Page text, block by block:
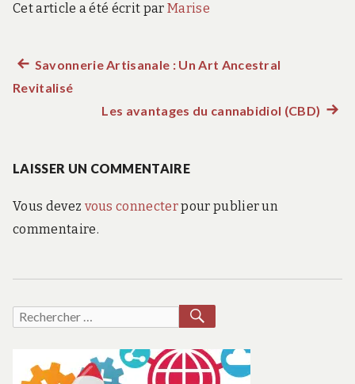
Cet article a été écrit par Marise
Navigation
Article
précédent :
Savonnerie Artisanale : Un Art Ancestral
Revitalisé
Les avantages du cannabidiol (CBD)
LAISSER UN COMMENTAIRE
Vous devez vous connecterpour publier un
commentaire.
Recherche